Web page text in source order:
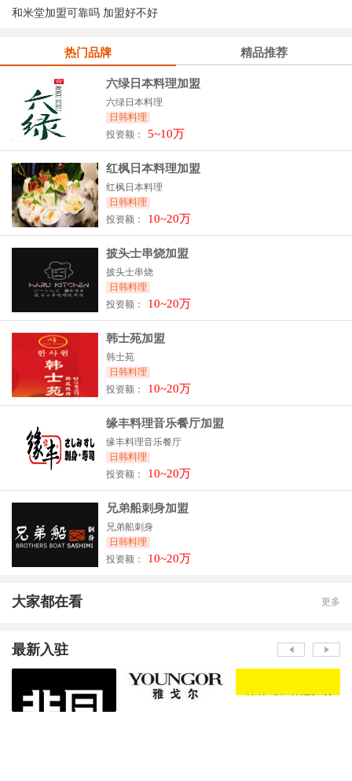
和米堂加盟可靠吗 加盟好不好
热门品牌 精品推荐
六绿日本料理加盟
六绿日本料理
日韩料理
投资额：
5~10万
红枫日本料理加盟
红枫日本料理
日韩料理
投资额：
10~20万
披头士串烧加盟
披头士串烧
日韩料理
投资额：
10~20万
韩士苑加盟
韩士苑
日韩料理
投资额：
10~20万
缘丰料理音乐餐厅加盟
缘丰料理音乐餐厅
日韩料理
投资额：
10~20万
兄弟船刺身加盟
兄弟船刺身
日韩料理
投资额：
10~20万
大家都在看 更多
最新入驻